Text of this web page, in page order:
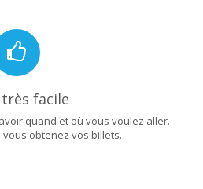
facile
quand et où vous voulez aller.
vous obtenez vos billets.